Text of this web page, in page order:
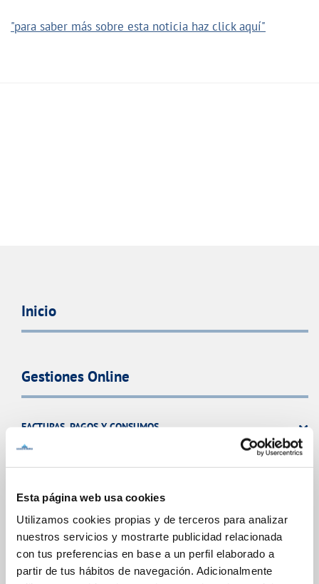
Esta página web usa cookies
Utilizamos cookies propias y de terceros para analizar
nuestros servicios y mostrarte publicidad relacionada
con tus preferencias en base a un perfil elaborado a
partir de tus hábitos de navegación. Adicionalmente
"para saber más sobre esta noticia haz click aquí"
Inicio
Gestiones Online
FACTURAS, PAGOS Y CONSUMOS
CONTRATOS
INCIDENCIAS
TODAS LAS GESTIONES
OTRAS GESTIONES